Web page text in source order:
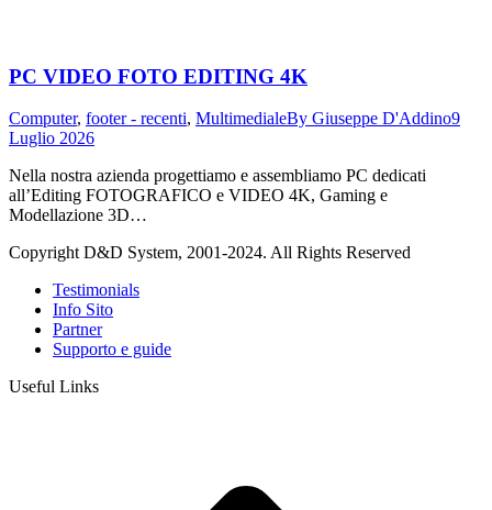
PC VIDEO FOTO EDITING 4K
Computer, footer - recenti, MultimedialeBy Giuseppe D'Addino9
Luglio 2026
Nella nostra azienda progettiamo e assembliamo PC dedicati
all’Editing FOTOGRAFICO e VIDEO 4K, Gaming e
Modellazione 3D…
Copyright D&D System, 2001-2024. All Rights Reserved
Testimonials
Info Sito
Partner
Supporto e guide
Useful Links